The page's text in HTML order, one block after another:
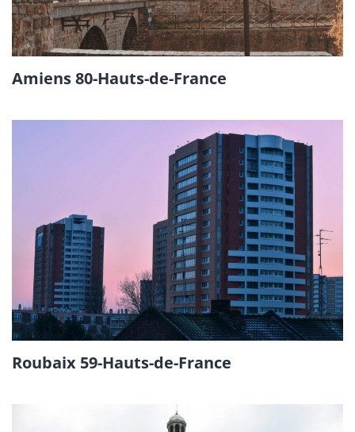
Amiens 80-Hauts-de-France
Roubaix 59-Hauts-de-France